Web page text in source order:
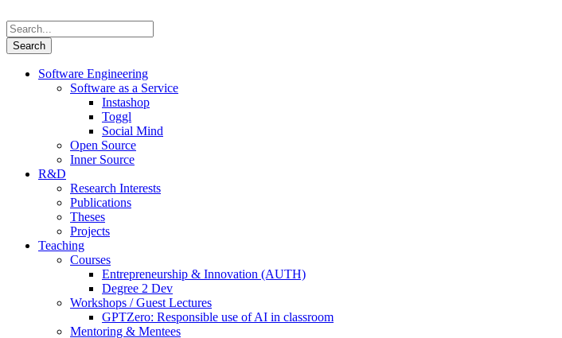
Software Engineering
Software as a Service
Instashop
Toggl
Social Mind
Open Source
Inner Source
R&D
Research Interests
Publications
Theses
Projects
Teaching
Courses
Entrepreneurship & Innovation (AUTH)
Degree 2 Dev
Workshops / Guest Lectures
GPTZero: Responsible use of AI in classroom
Mentoring & Mentees